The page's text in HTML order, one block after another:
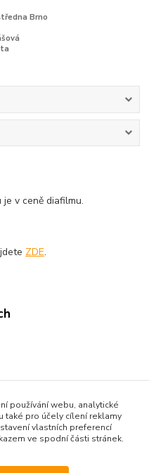
Brno
je v ceně diafilmu.
ZDE.
používání webu, analytické
také pro účely cílení reklamy
vlastních preferencí
ve spodní části stránek.